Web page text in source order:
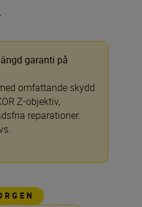
garanti på
omfattande skydd
Z-objektiv,
reparationer.